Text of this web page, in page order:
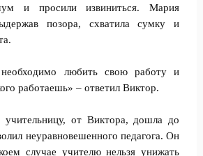
и просили извиниться. Мария
позора, схватила сумку и
любить свою работу и
работаешь» – ответил Виктор.
учительницу, от Виктора, дошла до
неуравновешенного педагога. Он
случае учителю нельзя унижать